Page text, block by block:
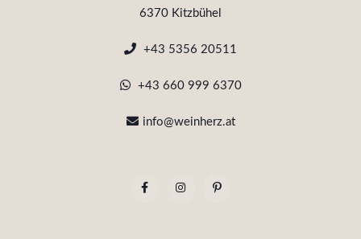
6370 Kitzbühel
+43 5356 20511
+43 660 999 6370
info@weinherz.at